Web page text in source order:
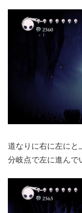
道なりに右に左にと
分岐点で左に進んで